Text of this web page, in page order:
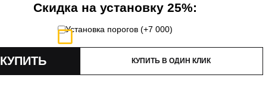
Скидка на установку 25%:
Установка порогов (+7 000)
КУПИТЬ В ОДИН КЛИК